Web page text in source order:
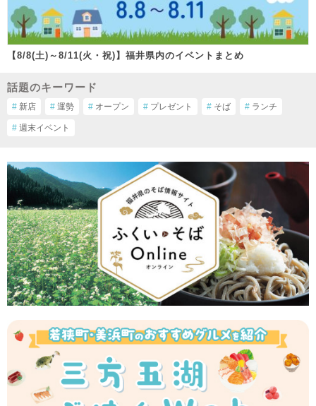
【8/8(土)～8/11(火・祝)】福井県内のイベントまとめ
話題のキーワード
# 新店 # 運勢 # オープン # プレゼント # そば # ランチ
# 週末イベント